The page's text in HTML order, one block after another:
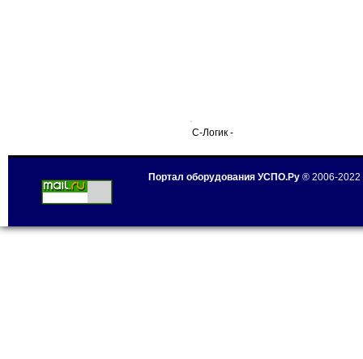
С-Логик -
Портал оборудования УСПО.Ру ® 2006-2022